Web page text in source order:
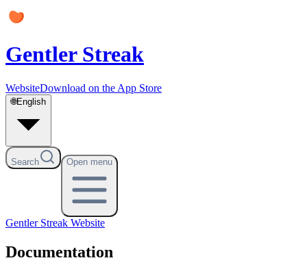
Gentler Streak
WebsiteDownload on the App Store
🌐English
Search Open menu
Gentler Streak Website
Documentation